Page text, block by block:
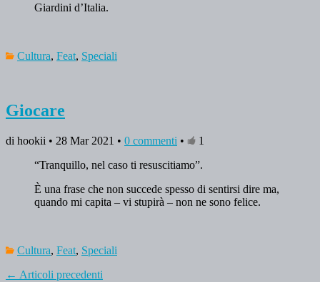
Giardini d’Italia.
Cultura, Feat, Speciali
Giocare
di hookii • 28 Mar 2021 • 0 commenti •
1
“Tranquillo, nel caso ti resuscitiamo”.
È una frase che non succede spesso di sentirsi dire ma,
quando mi capita – vi stupirà – non ne sono felice.
Cultura, Feat, Speciali
← Articoli precedenti